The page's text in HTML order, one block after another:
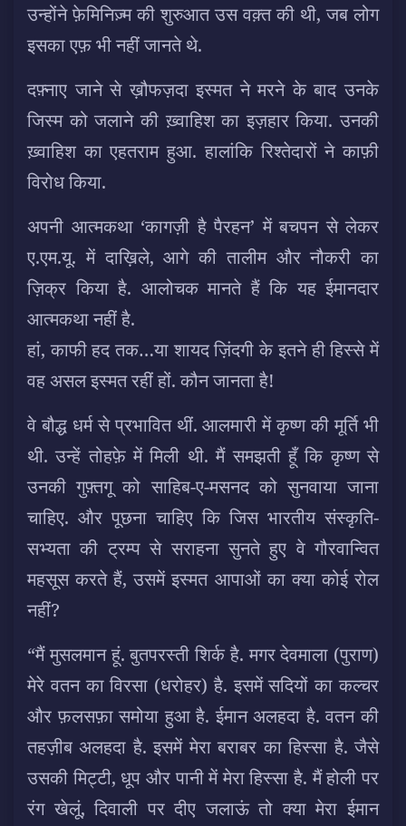
उन्होंने फ़ेमिनिज़्म की शुरुआत उस वक़्त की थी, जब लोग
इसका एफ़ भी नहीं जानते थे.
दफ़्नाए जाने से ख़ौफज़दा इस्मत ने मरने के बाद उनके
जिस्म को जलाने की ख़्वाहिश का इज़हार किया. उनकी
ख़्वाहिश का एहतराम हुआ. हालांकि रिश्तेदारों ने काफ़ी
विरोध किया.
अपनी आत्मकथा ‘कागज़ी है पैरहन’ में बचपन से लेकर
ए.एम.यू. में दाख़िले, आगे की तालीम और नौकरी का
ज़िक्र किया है. आलोचक मानते हैं कि यह ईमानदार
आत्मकथा नहीं है.
हां, काफी हद तक…या शायद ज़िंदगी के इतने ही हिस्से में
वह असल इस्मत रहीं हों. कौन जानता है!
वे बौद्ध धर्म से प्रभावित थीं. आलमारी में कृष्ण की मूर्ति भी
थी. उन्हें तोहफ़े में मिली थी. मैं समझती हूँ कि कृष्ण से
उनकी गुफ़्तगू को साहिब-ए-मसनद को सुनवाया जाना
चाहिए. और पूछना चाहिए कि जिस भारतीय संस्कृति-
सभ्यता की ट्रम्प से सराहना सुनते हुए वे गौरवान्वित
महसूस करते हैं, उसमें इस्मत आपाओं का क्या कोई रोल
नहीं?
“मैं मुसलमान हूं. बुतपरस्ती शिर्क है. मगर देवमाला (पुराण)
मेरे वतन का विरसा (धरोहर) है. इसमें सदियों का कल्चर
और फ़लसफ़ा समोया हुआ है. ईमान अलहदा है. वतन की
तहज़ीब अलहदा है. इसमें मेरा बराबर का हिस्सा है. जैसे
उसकी मिट्टी, धूप और पानी में मेरा हिस्सा है. मैं होली पर
रंग खेलूं, दिवाली पर दीए जलाऊं तो क्या मेरा ईमान